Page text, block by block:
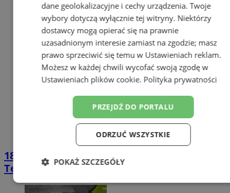
18-latek w mieszkaniu posiadał narkotyki.
Teraz grozi mu więzienie
dane geolokalizacyjne i cechy urządzenia. Twoje
wybory dotyczą wyłącznie tej witryny. Niektórzy
dostawcy mogą opierać się na prawnie
uzasadnionym interesie zamiast na zgodzie; masz
prawo sprzeciwić się temu w Ustawieniach reklam.
Możesz w każdej chwili wycofać swoją zgodę w
Ustawieniach plików cookie. Polityka prywatności
PRZEJDŹ DO PORTALU
ODRZUĆ WSZYSTKIE
POKAŻ SZCZEGÓŁY
Niezbędne Wydajność Targetowanie